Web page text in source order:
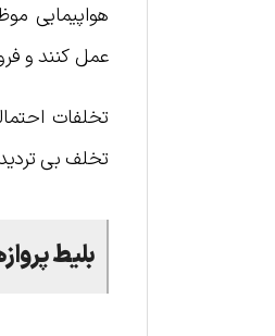
هواپيمايي
عمل كنند و
تخلف بی
بلیط